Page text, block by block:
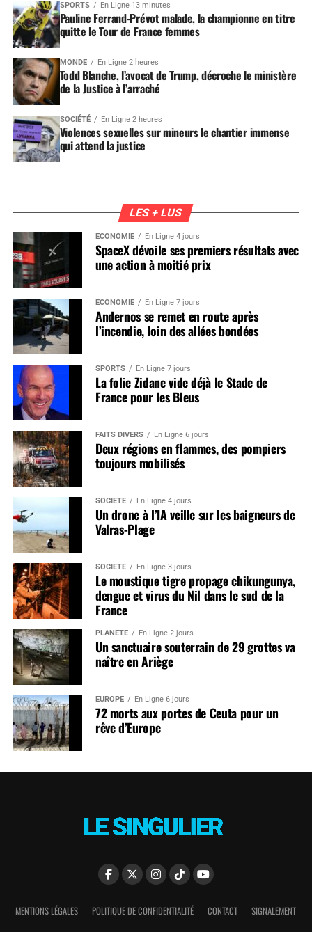
SPORTS En Ligne 13 minutes
Pauline Ferrand-Prévot malade, la championne en titre
quitte le Tour de France femmes
MONDE En Ligne 2 heures
Todd Blanche, l’avocat de Trump, décroche le ministère
de la Justice à l’arraché
SOCIÉTÉ En Ligne 2 heures
Violences sexuelles sur mineurs le chantier immense
qui attend la justice
LES + LUS
ÉCONOMIE En Ligne 4 jours
SpaceX dévoile ses premiers résultats avec
une action à moitié prix
ÉCONOMIE En Ligne 7 jours
Andernos se remet en route après
l’incendie, loin des allées bondées
SPORTS En Ligne 7 jours
La folie Zidane vide déjà le Stade de
France pour les Bleus
FAITS DIVERS En Ligne 6 jours
Deux régions en flammes, des pompiers
toujours mobilisés
SOCIÉTÉ En Ligne 4 jours
Un drone à l’IA veille sur les baigneurs de
Valras-Plage
SOCIÉTÉ En Ligne 3 jours
Le moustique tigre propage chikungunya,
dengue et virus du Nil dans le sud de la
France
PLANÈTE En Ligne 2 jours
Un sanctuaire souterrain de 29 grottes va
naître en Ariège
EUROPE En Ligne 6 jours
72 morts aux portes de Ceuta pour un
rêve d’Europe
MENTIONS LÉGALES POLITIQUE DE CONFIDENTIALITÉ CONTACT SIGNALEMENT